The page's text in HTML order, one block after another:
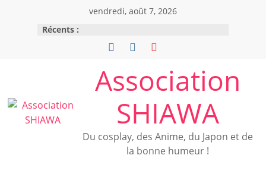
vendredi, août 7, 2026
Récents :
Association
SHIAWA
Du cosplay, des Anime, du Japon et de
la bonne humeur !